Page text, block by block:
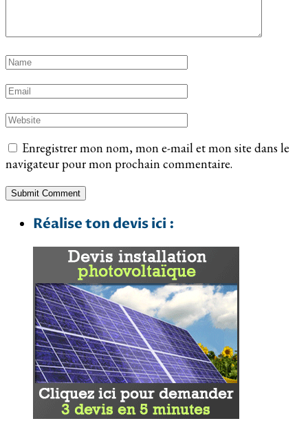
Enregistrer mon nom, mon e-mail et mon site dans le
navigateur pour mon prochain commentaire.
Réalise ton devis ici :